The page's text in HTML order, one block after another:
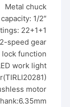
Metal chuck
1/2″
22+1+1
speed gear
lock function
work light
motor